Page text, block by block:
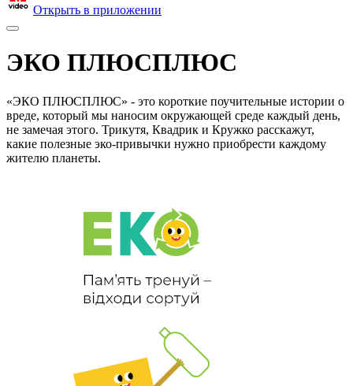
Открыть в приложении
ЭКО ПЛЮСПЛЮС
«ЭКО ПЛЮСПЛЮС» - это короткие поучительные истории о
вреде, который мы наносим окружающей среде каждый день,
не замечая этого. Трикутя, Квадрик и Кружко расскажут,
какие полезные эко-привычки нужно приобрести каждому
жителю планеты.